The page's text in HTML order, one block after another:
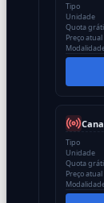
Tipo
Unidade
Quota
Preço atual
Tipo
Unidade
Quota
Preço atual